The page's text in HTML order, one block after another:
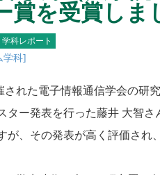
賞を受賞しま
学科レポート
学科]
れた電子情報通信学会の研
ター発表を行った藤井 大智
が、その発表が高く評価され